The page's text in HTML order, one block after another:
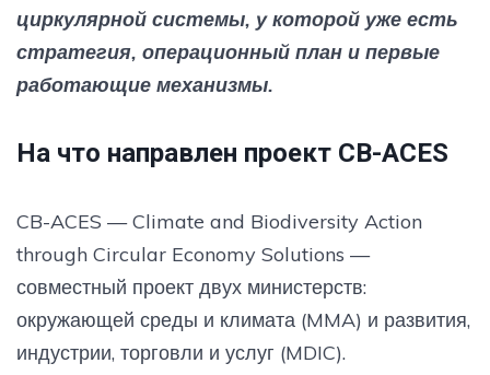
циркулярной системы, у которой уже есть
стратегия, операционный план и первые
работающие механизмы.
На что направлен проект CB-ACES
CB-ACES — Climate and Biodiversity Action
through Circular Economy Solutions —
совместный проект двух министерств:
окружающей среды и климата (MMA) и развития,
индустрии, торговли и услуг (MDIC).